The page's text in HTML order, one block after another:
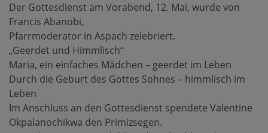
Der Gottesdienst am Vorabend, 12. Mai, wurde von
Francis Abanobi,
Pfarrmoderator in Aspach zelebriert.
„Geerdet und Himmlisch“
Maria, ein einfaches Mädchen – geerdet im Leben
Durch die Geburt des Gottes Sohnes – himmlisch im
Leben
Im Anschluss an den Gottesdienst spendete Valentine
Okpalanochikwa den Primizsegen.